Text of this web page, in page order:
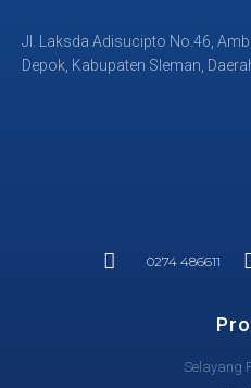
Jl. Laksda Adisucipto No.46,
Depok, Kabupaten Sleman,
0274 486611
Selayang